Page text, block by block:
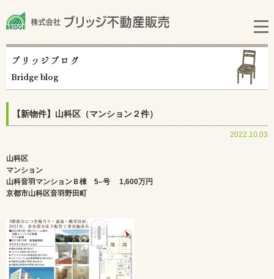
ブリッジブログ
Bridge blog
【新物件】山科区（マンション２件）
2022.10.03
山科区
マンション
山科音羽マンションＢ棟 5–号 1,600万円
京都市山科区音羽野田町